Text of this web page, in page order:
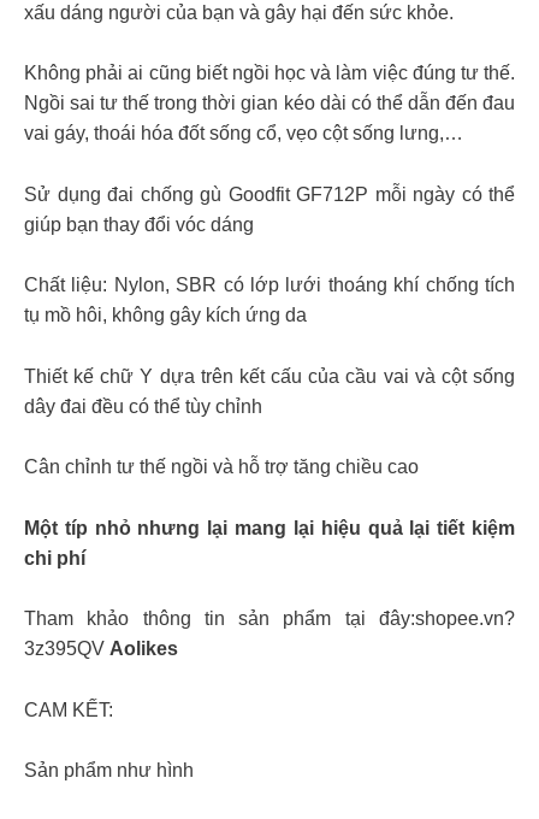
xấu dáng người của bạn và gây hại đến sức khỏe.
Không phải ai cũng biết ngồi học và làm việc đúng tư thế.
Ngồi sai tư thế trong thời gian kéo dài có thể dẫn đến đau
vai gáy, thoái hóa đốt sống cổ, vẹo cột sống lưng,…
Sử dụng đai chống gù Goodfit GF712P mỗi ngày có thể
giúp bạn thay đổi vóc dáng
Chất liệu: Nylon, SBR có lớp lưới thoáng khí chống tích
tụ mồ hôi, không gây kích ứng da
Thiết kế chữ Y dựa trên kết cấu của cầu vai và cột sống
dây đai đều có thể tùy chỉnh
Cân chỉnh tư thế ngồi và hỗ trợ tăng chiều cao
Một típ nhỏ nhưng lại mang lại hiệu quả lại tiết kiệm
chi phí
Tham khảo thông tin sản phẩm tại đây:shopee.vn?
3z395QV Aolikes
CAM KẾT:
Sản phẩm như hình